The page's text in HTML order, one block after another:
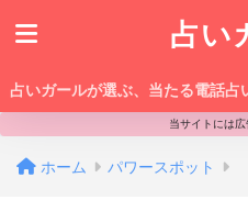
占い
占いガールが選ぶ、当たる電話占
当サイトには
ホーム パワースポット